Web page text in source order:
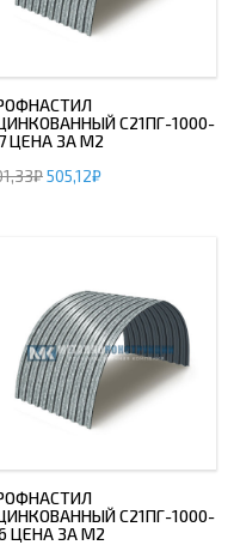
С21ПГ-1000-
ЦЕНА ЗА М2
₽505,12₽
С21ПГ-1000-
ЦЕНА ЗА М2